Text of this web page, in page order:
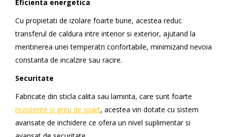
Eficienta energetica
Cu propietati de izolare foarte bune, acestea reduc
transferul de caldura intre interior si exterior, ajutand la
mentinerea unei temperatri confortabile, minimizand nevoia
constanta de incalzire sau racire.
Securitate
Fabricate din sticla calita sau laminta, care sunt foarte
rezistente si greu de spart, acestea vin dotate cu sistem
avansate de inchidere ce ofera un nivel suplimentar si